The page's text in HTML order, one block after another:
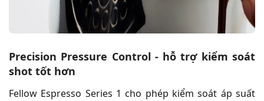
Precision Pressure Control - hỗ trợ kiểm soát
shot tốt hơn
Fellow Espresso Series 1 cho phép kiểm soát áp suất